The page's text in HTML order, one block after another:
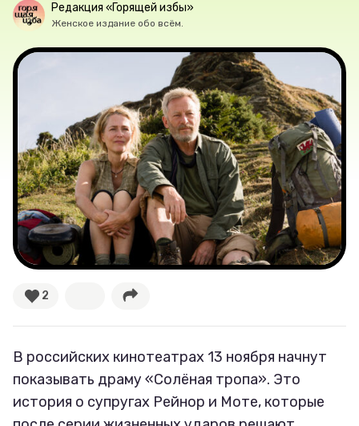
Рубрики
Тесты
Секспросвет
Великие женщины
Ваши истории
Редакция «Горящей избы»
Женское издание обо всём.
2
В российских кинотеатрах 13 ноября начнут
показывать драму «Солёная тропа». Это
история о супругах Рейнор и Моте, которые